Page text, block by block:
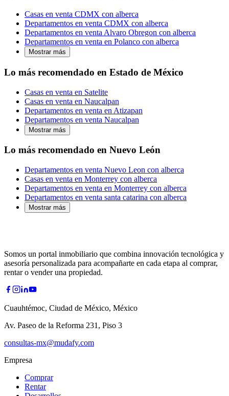
Casas en venta CDMX con alberca
Departamentos en venta CDMX con alberca
Departamentos en venta Alvaro Obregon con alberca
Departamentos en venta en Polanco con alberca
Mostrar más
Lo más recomendado en Estado de México
Casas en venta en Satelite
Casas en venta en Naucalpan
Departamentos en venta en Atizapan
Departamentos en venta Naucalpan
Mostrar más
Lo más recomendado en Nuevo León
Departamentos en venta Nuevo Leon con alberca
Casas en venta en Monterrey con alberca
Departamentos en venta en Monterrey con alberca
Departamentos en venta santa catarina con alberca
Mostrar más
Somos un portal inmobiliario que combina innovación tecnológica y
asesoría personalizada para acompañarte en cada etapa al comprar,
rentar o vender una propiedad.
Cuauhtémoc, Ciudad de México, México
Av. Paseo de la Reforma 231, Piso 3
consultas-mx@mudafy.com
Empresa
Comprar
Rentar